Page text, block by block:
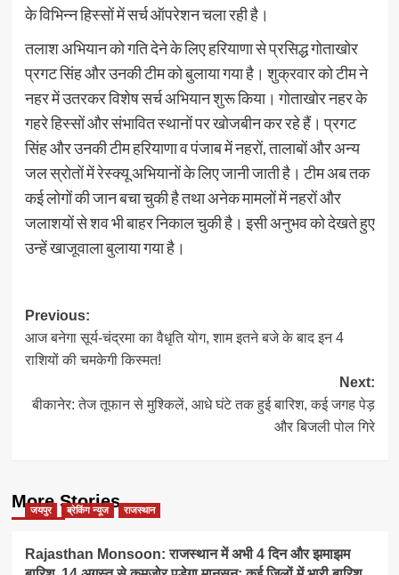
के विभिन्न हिस्सों में सर्च ऑपरेशन चला रही है।
तलाश अभियान को गति देने के लिए हरियाणा से प्रसिद्ध गोताखोर
प्रगट सिंह और उनकी टीम को बुलाया गया है। शुक्रवार को टीम ने
नहर में उतरकर विशेष सर्च अभियान शुरू किया। गोताखोर नहर के
गहरे हिस्सों और संभावित स्थानों पर खोजबीन कर रहे हैं। प्रगट
सिंह और उनकी टीम हरियाणा व पंजाब में नहरों, तालाबों और अन्य
जल स्रोतों में रेस्क्यू अभियानों के लिए जानी जाती है। टीम अब तक
कई लोगों की जान बचा चुकी है तथा अनेक मामलों में नहरों और
जलाशयों से शव भी बाहर निकाल चुकी है। इसी अनुभव को देखते हुए
उन्हें खाजूवाला बुलाया गया है।
Post
navigation
Previous:
आज बनेगा सूर्य-चंद्रमा का वैधृति योग, शाम इतने बजे के बाद इन 4
राशियों की चमकेगी किस्मत!
Next:
बीकानेर: तेज तूफान से मुश्किलें, आधे घंटे तक हुई बारिश, कई जगह पेड़
और बिजली पोल गिरे
More Stories
जयपुर ब्रेकिंग न्यूज राजस्थान
Rajasthan Monsoon: राजस्थान में अभी 4 दिन और झमाझम